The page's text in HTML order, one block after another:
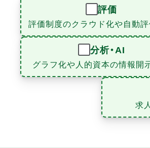
評価
評価制度のクラウド化や自動
分析・AI
グラフ化や人的資本の情報開
求